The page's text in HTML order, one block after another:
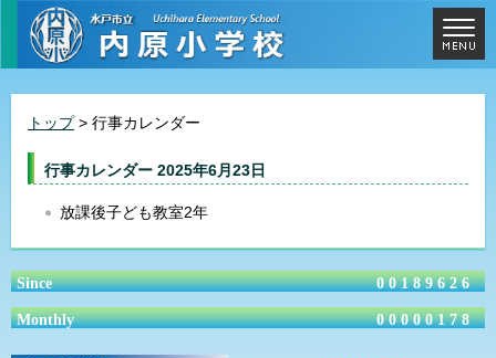
Since 00189626
Monthly 00000178
トップ> 行事カレンダー
行事カレンダー 2025年6月23日
放課後子ども教室2年